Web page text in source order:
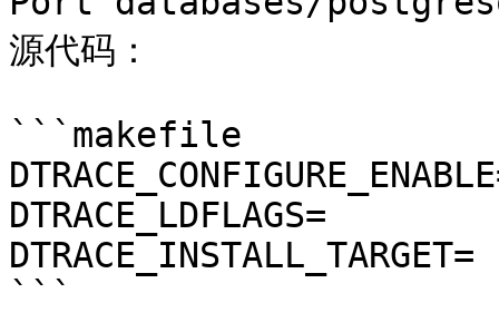
源代码：
```makefile
DTRACE_LDFLAGS=		-lelf
DTRACE_INSTALL_TARGET=	install
```